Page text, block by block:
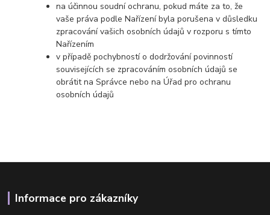
na účinnou soudní ochranu, pokud máte za to, že
vaše práva podle Nařízení byla porušena v důsledku
zpracování vašich osobních údajů v rozporu s tímto
Nařízením
v případě pochybností o dodržování povinností
souvisejících se zpracováním osobních údajů se
obrátit na Správce nebo na Úřad pro ochranu
osobních údajů
Informace pro zákazníky